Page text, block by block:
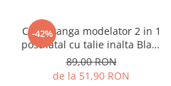
-42%
Chilot tanga modelator 2 in 1
postnatal cu talie inalta Black
Rose Girl
89,00 RON
de la 51,90 RON